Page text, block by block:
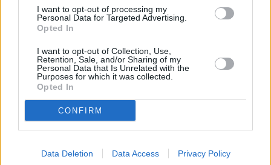
I want to opt-out of processing my
Personal Data for Targeted Advertising.
Opted In
I want to opt-out of Collection, Use,
Retention, Sale, and/or Sharing of my
Personal Data that Is Unrelated with the
Purposes for which it was collected.
Opted In
CONFIRM
Data Deletion Data Access Privacy Policy
SKATĪT ŽURNĀLA ARHĪVU